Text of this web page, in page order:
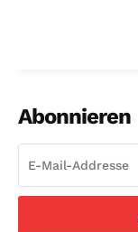
Abonnieren